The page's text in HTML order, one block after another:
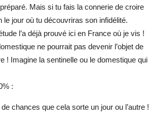
Mais si tu fais la connerie de croire
jour où tu découvriras son infidélité.
l’a déjà prouvé ici en France où je vis !
ne pourrait pas devenir l’objet de
! Imagine la sentinelle ou le domestique qui
:
chances que cela sorte un jour ou l’autre !